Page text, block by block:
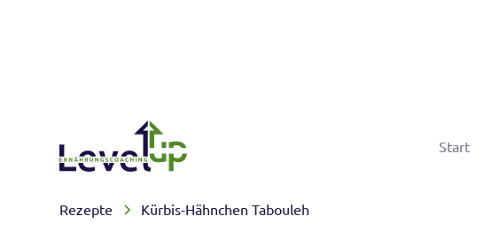
Start
Rezepte Kürbis-Hähnchen Tabouleh